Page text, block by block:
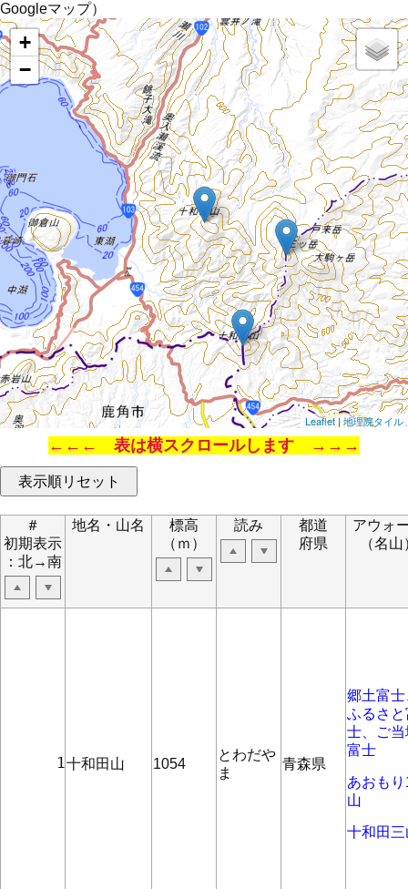
Googleマップ）
+
−
Leaflet|地理院タイル
←←← 表は横スクロールします →→→
＃
初期表示
：北→南
地名・山名
標高
（ｍ）
読み
都道
府県
アウォ
（名山
      1
十和田山 1054
とわだや
ま
青森県
郷土富士
ふるさと
士、ご当
富士
あおも
山
十和田三